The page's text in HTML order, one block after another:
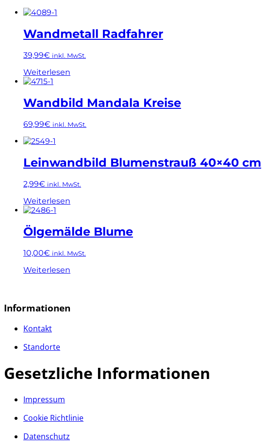
Wandmetall Radfahrer
39,99€ inkl. MwSt.
Weiterlesen
Wandbild Mandala Kreise
69,99€ inkl. MwSt.
Leinwandbild Blumenstrauß 40×40 cm
2,99€ inkl. MwSt.
Weiterlesen
Ölgemälde Blume
10,00€ inkl. MwSt.
Weiterlesen
Informationen
Kontakt
Standorte
Gesetzliche Informationen
Impressum
Cookie Richtlinie
Datenschutz